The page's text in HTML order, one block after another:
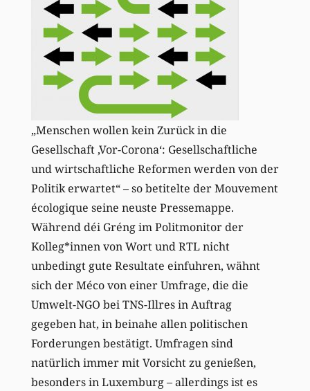
„Menschen wollen kein Zurück in die
Gesellschaft ‚Vor-Corona‘: Gesellschaftliche
und wirtschaftliche Reformen werden von der
Politik erwartet“ – so betitelte der Mouvement
écologique seine neuste Pressemappe.
Während déi Gréng im Politmonitor der
Kolleg*innen von Wort und RTL nicht
unbedingt gute Resultate einfuhren, wähnt
sich der Méco von einer Umfrage, die die
Umwelt-NGO bei TNS-Illres in Auftrag
gegeben hat, in beinahe allen politischen
Forderungen bestätigt. Umfragen sind
natürlich immer mit Vorsicht zu genießen,
besonders in Luxemburg – allerdings ist es